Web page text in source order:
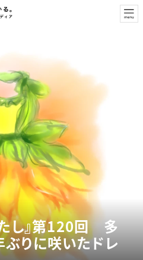
し』第120回 多
ぶりに咲いたドレ